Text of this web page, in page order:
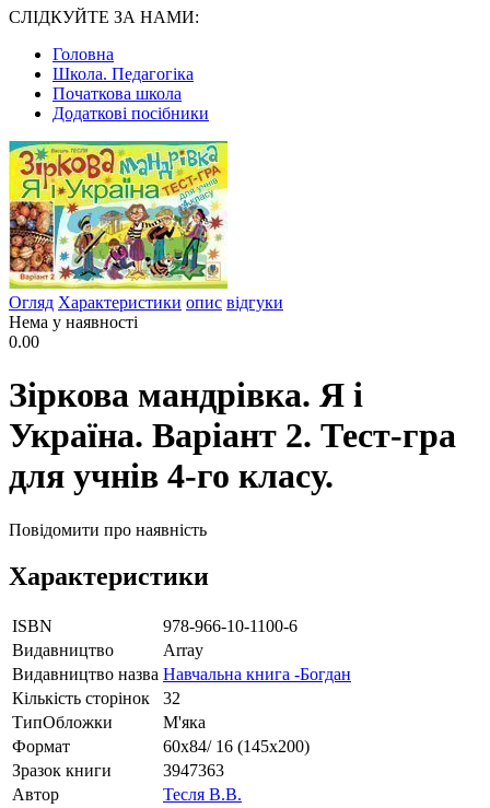
СЛІДКУЙТЕ ЗА НАМИ:
Головна
Школа. Педагогіка
Початкова школа
Додаткові посібники
Огляд Характеристики опис відгуки
Нема у наявності
0.00
Зіркова мандрівка. Я і
Україна. Варіант 2. Тест-гра
для учнів 4-го класу.
Повідомити про наявність
Характеристики
ISBN
978-966-10-1100-6
Видавництво
Array
Видавництво назва Навчальна книга -Богдан
Кількість сторінок
32
ТипОбложки
М'яка
Формат
60х84/ 16 (145х200)
Зразок книги
3947363
Автор
Тесля В.В.